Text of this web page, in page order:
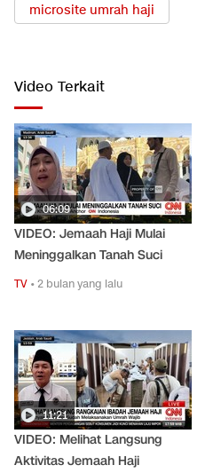
microsite umrah haji
Video Terkait
06:09
VIDEO: Jemaah Haji Mulai
Meninggalkan Tanah Suci
TV •2 bulan yang lalu
11:21
VIDEO: Melihat Langsung
Aktivitas Jemaah Haji